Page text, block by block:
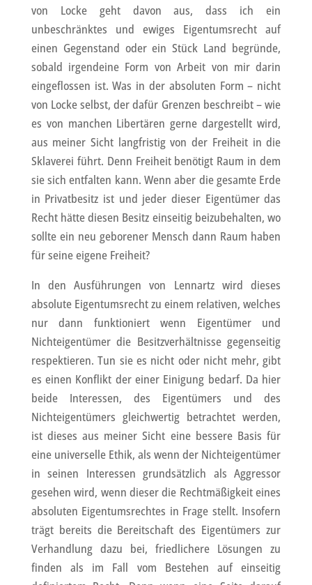
von Locke geht davon aus, dass ich ein
unbeschränktes und ewiges Eigentumsrecht auf
einen Gegenstand oder ein Stück Land begründe,
sobald irgendeine Form von Arbeit von mir darin
eingeflossen ist. Was in der absoluten Form – nicht
von Locke selbst, der dafür Grenzen beschreibt – wie
es von manchen Libertären gerne dargestellt wird,
aus meiner Sicht langfristig von der Freiheit in die
Sklaverei führt. Denn Freiheit benötigt Raum in dem
sie sich entfalten kann. Wenn aber die gesamte Erde
in Privatbesitz ist und jeder dieser Eigentümer das
Recht hätte diesen Besitz einseitig beizubehalten, wo
sollte ein neu geborener Mensch dann Raum haben
für seine eigene Freiheit?
In den Ausführungen von Lennartz wird dieses
absolute Eigentumsrecht zu einem relativen, welches
nur dann funktioniert wenn Eigentümer und
Nichteigentümer die Besitzverhältnisse gegenseitig
respektieren. Tun sie es nicht oder nicht mehr, gibt
es einen Konflikt der einer Einigung bedarf. Da hier
beide Interessen, des Eigentümers und des
Nichteigentümers gleichwertig betrachtet werden,
ist dieses aus meiner Sicht eine bessere Basis für
eine universelle Ethik, als wenn der Nichteigentümer
in seinen Interessen grundsätzlich als Aggressor
gesehen wird, wenn dieser die Rechtmäßigkeit eines
absoluten Eigentumsrechtes in Frage stellt. Insofern
trägt bereits die Bereitschaft des Eigentümers zur
Verhandlung dazu bei, friedlichere Lösungen zu
finden als im Fall vom Bestehen auf einseitig